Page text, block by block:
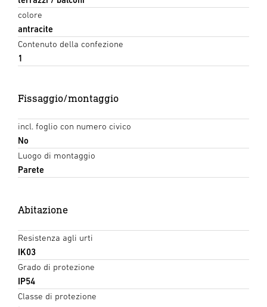
colore
antracite
Contenuto della confezione
1
Fissaggio/montaggio
incl. foglio con numero civico
No
Luogo di montaggio
Parete
Abitazione
Resistenza agli urti
IK03
Grado di protezione
IP54
Classe di protezione